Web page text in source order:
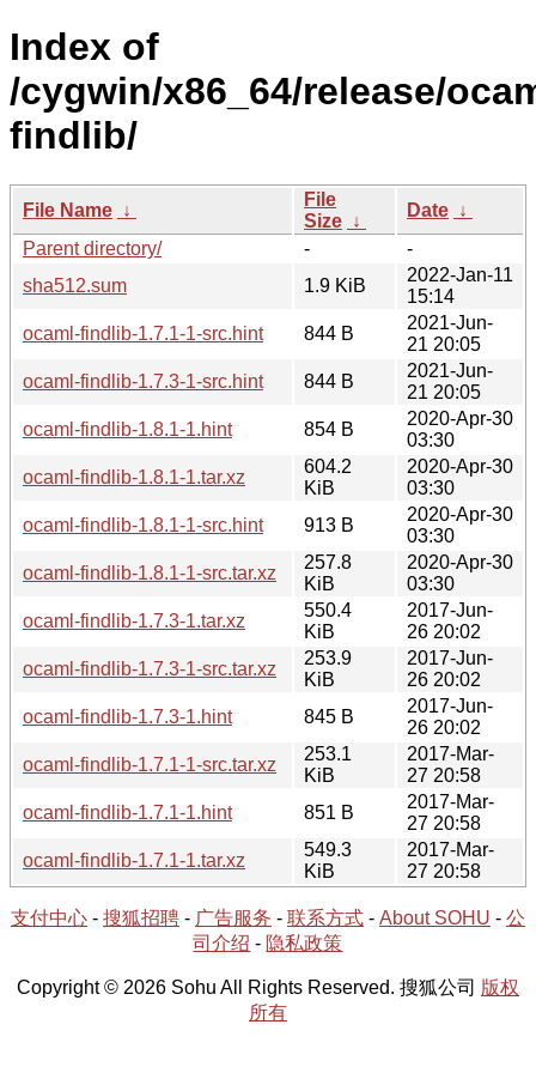
Index of
/cygwin/x86_64/release/
findlib/
File Name ↓
File
Size ↓
Date ↓
Parent directory/
-
-
sha512.sum
1.9 KiB
2022-Jan-11
15:14
ocaml-findlib-1.7.1-1-src.hint
844 B
2021-Jun-
21 20:05
ocaml-findlib-1.7.3-1-src.hint
844 B
2021-Jun-
21 20:05
ocaml-findlib-1.8.1-1.hint
854 B
2020-Apr-30
03:30
ocaml-findlib-1.8.1-1.tar.xz
604.2
KiB
2020-Apr-30
03:30
ocaml-findlib-1.8.1-1-src.hint
913 B
2020-Apr-30
03:30
ocaml-findlib-1.8.1-1-src.tar.xz
257.8
KiB
2020-Apr-30
03:30
ocaml-findlib-1.7.3-1.tar.xz
550.4
KiB
2017-Jun-
26 20:02
ocaml-findlib-1.7.3-1-src.tar.xz
253.9
KiB
2017-Jun-
26 20:02
ocaml-findlib-1.7.3-1.hint
845 B
2017-Jun-
26 20:02
ocaml-findlib-1.7.1-1-src.tar.xz
253.1
KiB
2017-Mar-
27 20:58
ocaml-findlib-1.7.1-1.hint
851 B
2017-Mar-
27 20:58
ocaml-findlib-1.7.1-1.tar.xz
549.3
KiB
2017-Mar-
27 20:58
支付中心 - 搜狐招聘 - 广告服务 - 联系方式 - About SOHU - 公
司介绍 - 隐私政策
Copyright © 2026 Sohu All Rights Reserved. 搜狐公司 版权
所有